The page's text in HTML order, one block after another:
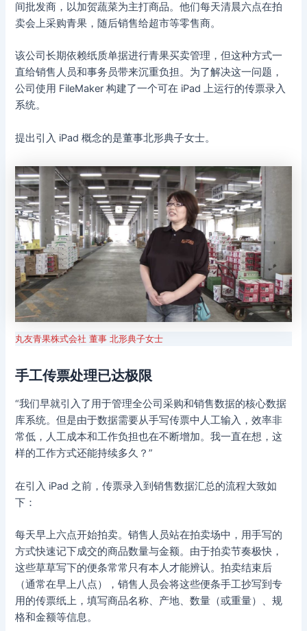
间批发商，以加贺蔬菜为主打商品。他们每天清晨六点在拍
卖会上采购青果，随后销售给超市等零售商。
该公司长期依赖纸质单据进行青果买卖管理，但这种方式一
直给销售人员和事务员带来沉重负担。为了解决这一问题，
公司使用 FileMaker 构建了一个可在 iPad 上运行的传票录入
系统。
提出引入 iPad 概念的是董事北形典子女士。
丸友青果株式会社 董事 北形典子女士
手工传票处理已达极限
“我们早就引入了用于管理全公司采购和销售数据的核心数据
库系统。但是由于数据需要从手写传票中人工输入，效率非
常低，人工成本和工作负担也在不断增加。我一直在想，这
样的工作方式还能持续多久？”
在引入 iPad 之前，传票录入到销售数据汇总的流程大致如
下：
每天早上六点开始拍卖。销售人员站在拍卖场中，用手写的
方式快速记下成交的商品数量与金额。由于拍卖节奏极快，
这些草草写下的便条常常只有本人才能辨认。拍卖结束后
（通常在早上八点），销售人员会将这些便条手工抄写到专
用的传票纸上，填写商品名称、产地、数量（或重量）、规
格和金额等信息。